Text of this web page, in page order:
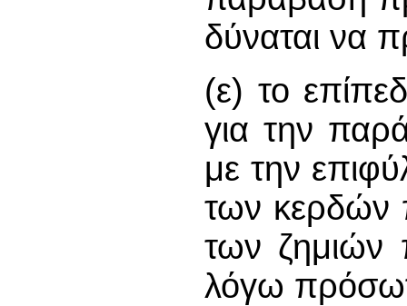
δύναται να
(ε) το
για την
με την
των κερδών
των ζημιών
λόγω